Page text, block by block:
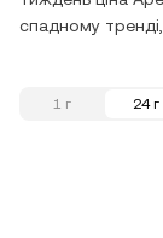
спадному
1 г 24 г